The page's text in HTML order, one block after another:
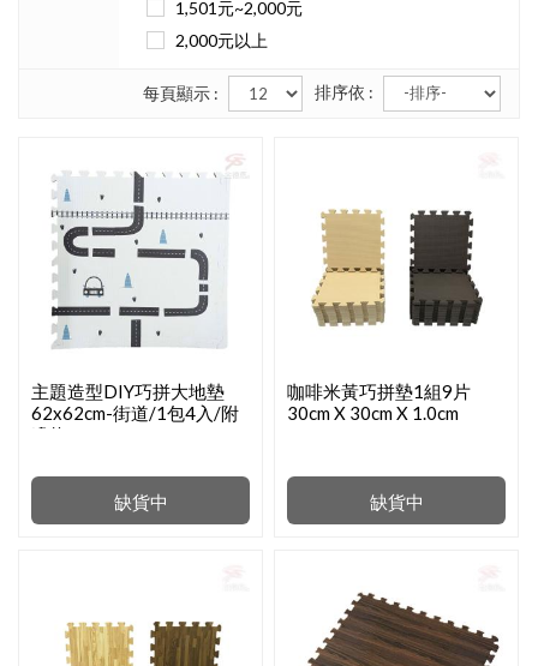
1,501元~2,000元
2,000元以上
排序依 :
每頁顯示 :
缺貨中
主題造型DIY巧拼大地墊
62x62cm-街道/1包4入/附
邊條
缺貨中
咖啡米黃巧拼墊1組9片
30cm X 30cm X 1.0cm